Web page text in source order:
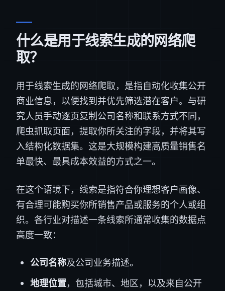
什么是用于线索生成的网络爬
取？
用于线索生成的网络爬取，是指自动化收集公开
商业信息，以便找到并优先筛选潜在客户。与研
究人员手动逐页复制公司名称和联系方式不同，
爬虫抓取页面，提取你所关注的字段，并将其写
入结构化数据集。这是大规模构建高质量销售名
单最快、最具成本效益的方式之一。
在这个语境下，线索是指符合你理想客户画像、
有合理可能购买你所销售产品或服务的个人或组
织。各行业对描述一条线索所通常收集的数据点
高度一致：
公司名称及公司业务描述。
地理位置，包括城市、地区，以及来自公开